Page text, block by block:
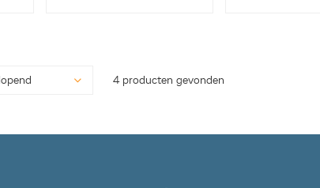
4 producten gevonden